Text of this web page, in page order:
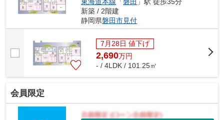
新築 / 2階建
静岡県磐田市見付
7月28日 値下げ
2,690万円
- / 4LDK / 101.25㎡
会員限定